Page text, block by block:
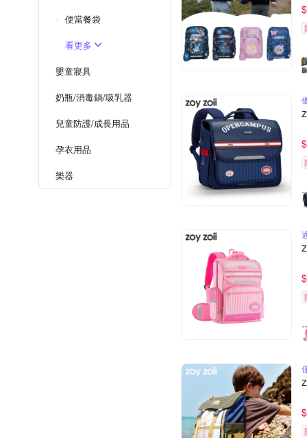
便當餐袋
看更多
嬰童寢具
奶瓶/消毒鍋/吸乳器
兒童防護/成長用品
孕衣用品
樂器
$
$
$
$